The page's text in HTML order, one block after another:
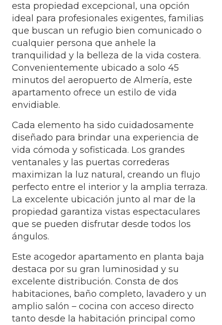
esta propiedad excepcional, una opción
ideal para profesionales exigentes, familias
que buscan un refugio bien comunicado o
cualquier persona que anhele la
tranquilidad y la belleza de la vida costera.
Convenientemente ubicado a solo 45
minutos del aeropuerto de Almería, este
apartamento ofrece un estilo de vida
envidiable.
Cada elemento ha sido cuidadosamente
diseñado para brindar una experiencia de
vida cómoda y sofisticada. Los grandes
ventanales y las puertas correderas
maximizan la luz natural, creando un flujo
perfecto entre el interior y la amplia terraza.
La excelente ubicación junto al mar de la
propiedad garantiza vistas espectaculares
que se pueden disfrutar desde todos los
ángulos.
Este acogedor apartamento en planta baja
destaca por su gran luminosidad y su
excelente distribución. Consta de dos
habitaciones, baño completo, lavadero y un
amplio salón – cocina con acceso directo
tanto desde la habitación principal como